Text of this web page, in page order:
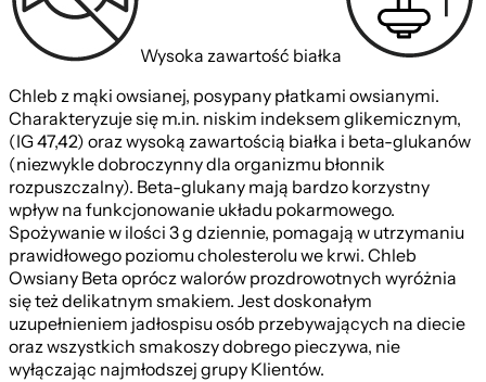
Wysoka zawartość białka
Chleb z mąki owsianej, posypany płatkami owsianymi.
Charakteryzuje się m.in. niskim indeksem glikemicznym,
(IG 47,42) oraz wysoką zawartością białka i beta-glukanów
(niezwykle dobroczynny dla organizmu błonnik
rozpuszczalny). Beta-glukany mają bardzo korzystny
wpływ na funkcjonowanie układu pokarmowego.
Spożywanie w ilości 3 g dziennie, pomagają w utrzymaniu
prawidłowego poziomu cholesterolu we krwi. Chleb
Owsiany Beta oprócz walorów prozdrowotnych wyróżnia
się też delikatnym smakiem. Jest doskonałym
uzupełnieniem jadłospisu osób przebywających na diecie
oraz wszystkich smakoszy dobrego pieczywa, nie
wyłączając najmłodszej grupy Klientów.